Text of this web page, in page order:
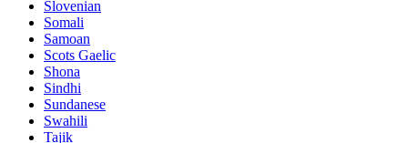
Slovenian
Somali
Samoan
Scots Gaelic
Shona
Sindhi
Sundanese
Swahili
Tajik